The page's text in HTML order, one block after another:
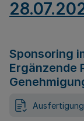
Sponsoring
Ergänzende